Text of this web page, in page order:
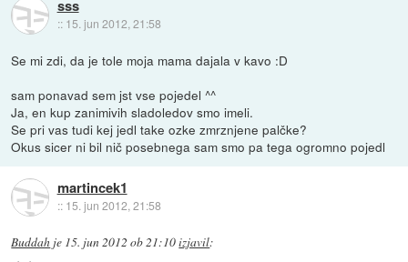
sss
:: 15. jun 2012, 21:58
Se mi zdi, da je tole moja mama dajala v kavo :D
sam ponavad sem jst vse pojedel ^^
Ja, en kup zanimivih sladoledov smo imeli.
Se pri vas tudi kej jedl take ozke zmrznjene palčke?
Okus sicer ni bil nič posebnega sam smo pa tega ogromno pojedl
martincek1
:: 15. jun 2012, 21:58
Buddah je 15. jun 2012 ob 21:10izjavil: